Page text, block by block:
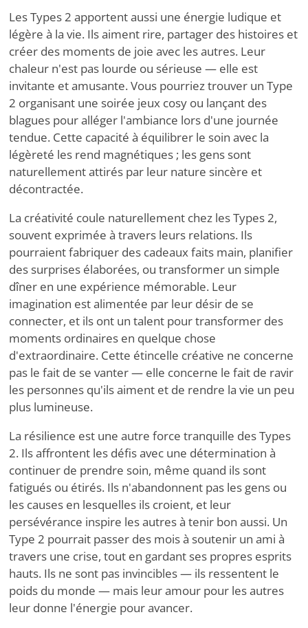
Les Types 2 apportent aussi une énergie ludique et
légère à la vie. Ils aiment rire, partager des histoires et
créer des moments de joie avec les autres. Leur
chaleur n'est pas lourde ou sérieuse — elle est
invitante et amusante. Vous pourriez trouver un Type
2 organisant une soirée jeux cosy ou lançant des
blagues pour alléger l'ambiance lors d'une journée
tendue. Cette capacité à équilibrer le soin avec la
légèreté les rend magnétiques ; les gens sont
naturellement attirés par leur nature sincère et
décontractée.
La créativité coule naturellement chez les Types 2,
souvent exprimée à travers leurs relations. Ils
pourraient fabriquer des cadeaux faits main, planifier
des surprises élaborées, ou transformer un simple
dîner en une expérience mémorable. Leur
imagination est alimentée par leur désir de se
connecter, et ils ont un talent pour transformer des
moments ordinaires en quelque chose
d'extraordinaire. Cette étincelle créative ne concerne
pas le fait de se vanter — elle concerne le fait de ravir
les personnes qu'ils aiment et de rendre la vie un peu
plus lumineuse.
La résilience est une autre force tranquille des Types
2. Ils affrontent les défis avec une détermination à
continuer de prendre soin, même quand ils sont
fatigués ou étirés. Ils n'abandonnent pas les gens ou
les causes en lesquelles ils croient, et leur
persévérance inspire les autres à tenir bon aussi. Un
Type 2 pourrait passer des mois à soutenir un ami à
travers une crise, tout en gardant ses propres esprits
hauts. Ils ne sont pas invincibles — ils ressentent le
poids du monde — mais leur amour pour les autres
leur donne l'énergie pour avancer.